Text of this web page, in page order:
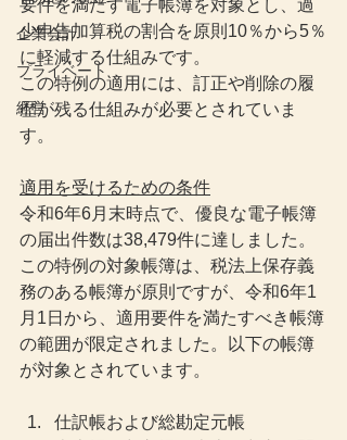
企業会計
プライベート
経営
要件を満たす電子帳簿を対象とし、過
少申告加算税の割合を原則10％から5％
に軽減する仕組みです。
この特例の適用には、訂正や削除の履
歴が残る仕組みが必要とされていま
す。
適用を受けるための条件
令和6年6月末時点で、優良な電子帳簿
の届出件数は38,479件に達しました。
この特例の対象帳簿は、税法上保存義
務のある帳簿が原則ですが、令和6年1
月1日から、適用要件を満たすべき帳簿
の範囲が限定されました。以下の帳簿
が対象とされています。
仕訳帳および総勘定元帳